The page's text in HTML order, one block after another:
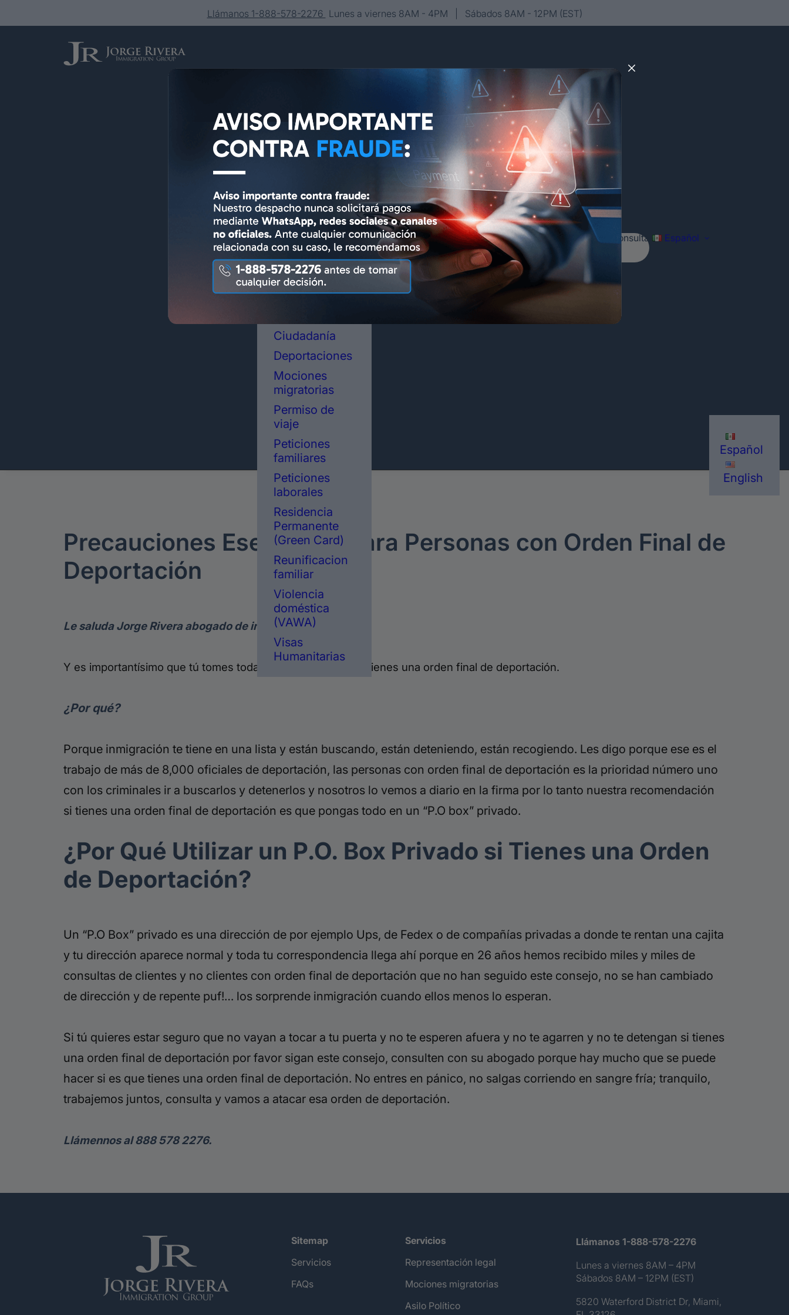
Llámanos 1-888-578-2276 Lunes a viernes 8AM - 4PM | Sábados 8AM - 12PM (EST)
Servicios
Asesoría y
representación
legal en
inmigración
Ciudadanía
Deportaciones
Mociones
migratorias
Permiso de
viaje
Peticiones
familiares
Peticiones
laborales
Residencia
Permanente
(Green Card)
Reunificacion
familiar
Violencia
doméstica
(VAWA)
Visas
Humanitarias
Conócenos Editorial Contacto Agenda tu consulta Español
Español
English
Precauciones Esenciales para Personas con Orden Final de
Deportación
Le saluda Jorge Rivera abogado de inmigración.
Y es importantísimo que tú tomes todas las precauciones si tienes una orden final de deportación.
¿Por qué?
Porque inmigración te tiene en una lista y están buscando, están deteniendo, están recogiendo. Les digo porque ese es el
trabajo de más de 8,000 oficiales de deportación, las personas con orden final de deportación es la prioridad número uno
con los criminales ir a buscarlos y detenerlos y nosotros lo vemos a diario en la firma por lo tanto nuestra recomendación
si tienes una orden final de deportación es que pongas todo en un “P.O box” privado.
¿Por Qué Utilizar un P.O. Box Privado si Tienes una Orden
de Deportación?
Un “P.O Box” privado es una dirección de por ejemplo Ups, de Fedex o de compañías privadas a donde te rentan una cajita
y tu dirección aparece normal y toda tu correspondencia llega ahí porque en 26 años hemos recibido miles y miles de
consultas de clientes y no clientes con orden final de deportación que no han seguido este consejo, no se han cambiado
de dirección y de repente puf!… los sorprende inmigración cuando ellos menos lo esperan.
Si tú quieres estar seguro que no vayan a tocar a tu puerta y no te esperen afuera y no te agarren y no te detengan si tienes
una orden final de deportación por favor sigan este consejo, consulten con su abogado porque hay mucho que se puede
hacer si es que tienes una orden final de deportación. No entres en pánico, no salgas corriendo en sangre fría; tranquilo,
trabajemos juntos, consulta y vamos a atacar esa orden de deportación.
Llámennos al 888 578 2276.
Sitemap
Servicios
FAQs
Servicios
Representación legal
Mociones migratorias
Asilo Político
Llámanos 1-888-578-2276
Lunes a viernes 8AM – 4PM
Sábados 8AM – 12PM (EST)
5820 Waterford District Dr, Miami,